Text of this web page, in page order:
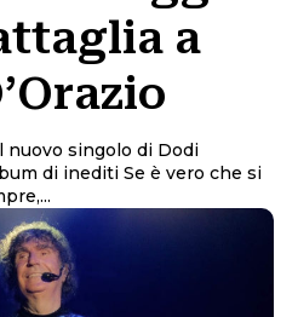
a
nuovo singolo di Dodi
Se è vero che si